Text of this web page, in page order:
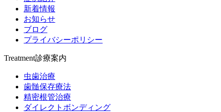
新着情報
お知らせ
ブログ
プライバシーポリシー
Treatment診療案内
虫歯治療
歯髄保存療法
精密根管治療
ダイレクトボンディング